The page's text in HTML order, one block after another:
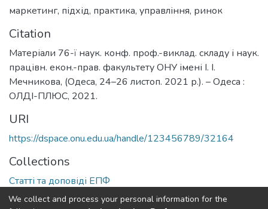
маркетинг, підхід, практика, управління, ринок
Citation
Матеріали 76-ї наук. конф. проф.-виклад. складу і наук.
працівн. екон.-прав. факультету ОНУ імені І. І.
Мечникова, (Одеса, 24–26 листоп. 2021 р.). – Одеса :
ОЛДІ-ПЛЮС, 2021.
URI
https://dspace.onu.edu.ua/handle/123456789/32164
Collections
Статті та доповіді ЕПФ
We collect and process your personal information for the